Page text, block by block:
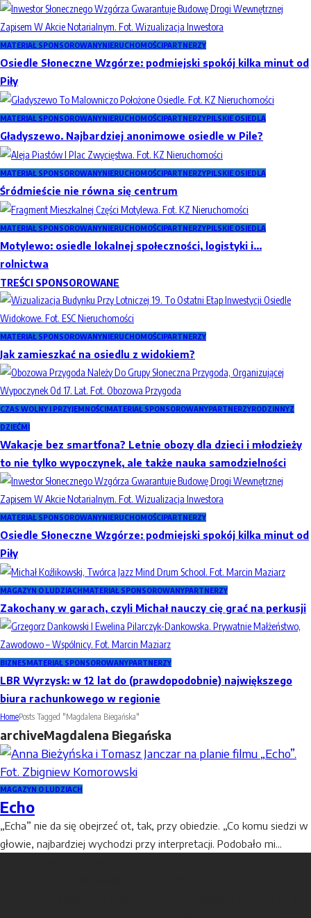
MATERIAŁ SPONSOROWANYNIERUCHOMOŚCIPARTNERZY
Osiedle Słoneczne Wzgórze: podmiejski spokój kilka minut od
Piły
MATERIAŁ SPONSOROWANYNIERUCHOMOŚCIPARTNERZYPILSKIE OSIEDLA
Gładyszewo. Najbardziej anonimowe osiedle w Pile?
MATERIAŁ SPONSOROWANYNIERUCHOMOŚCIPARTNERZYPILSKIE OSIEDLA
Śródmieście nie równa się centrum
MATERIAŁ SPONSOROWANYNIERUCHOMOŚCIPARTNERZYPILSKIE OSIEDLA
Motylewo: osiedle lokalnej społeczności, logistyki i…
rolnictwa
TREŚCI SPONSOROWANE
MATERIAŁ SPONSOROWANYNIERUCHOMOŚCIPARTNERZY
Jak zamieszkać na osiedlu z widokiem?
CZAS WOLNY I PRZYJEMNOŚCIMATERIAŁ SPONSOROWANYPARTNERZYRODZINNYZ
DZIEĆMI
Wakacje bez smartfona? Letnie obozy dla dzieci i młodzieży
to nie tylko wypoczynek, ale także nauka samodzielności
MATERIAŁ SPONSOROWANYNIERUCHOMOŚCIPARTNERZY
Osiedle Słoneczne Wzgórze: podmiejski spokój kilka minut od
Piły
MAGAZYN O LUDZIACHMATERIAŁ SPONSOROWANYPARTNERZY
Zakochany w garach, czyli Michał nauczy cię grać na perkusji
BIZNESMATERIAŁ SPONSOROWANYPARTNERZY
LBR Wyrzysk: w 12 lat do (prawdopodobnie) największego
biura rachunkowego w regionie
HomePosts Tagged "Magdalena Biegańska"
archiveMagdalena Biegańska
MAGAZYN O LUDZIACH
Echo
„Echa” nie da się obejrzeć ot, tak, przy obiedzie. „Co komu siedzi w
głowie, najbardziej wychodzi przy interpretacji. Podobało mi...